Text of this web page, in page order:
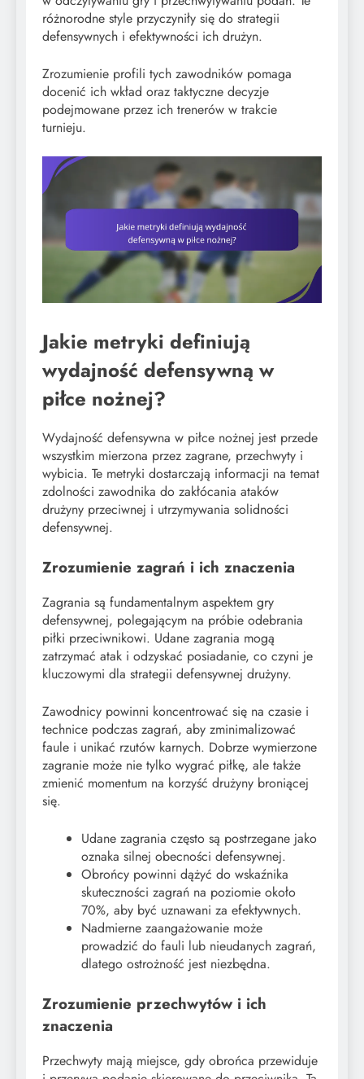
różnorodne style przyczyniły się do strategii
defensywnych i efektywności ich drużyn.
Zrozumienie profili tych zawodników pomaga
docenić ich wkład oraz taktyczne decyzje
podejmowane przez ich trenerów w trakcie
turnieju.
Jakie metryki definiują
wydajność defensywną w
piłce nożnej?
Wydajność defensywna w piłce nożnej jest przede
wszystkim mierzona przez zagrane, przechwyty i
wybicia. Te metryki dostarczają informacji na temat
zdolności zawodnika do zakłócania ataków
drużyny przeciwnej i utrzymywania solidności
defensywnej.
Zrozumienie zagrań i ich znaczenia
Zagrania są fundamentalnym aspektem gry
defensywnej, polegającym na próbie odebrania
piłki przeciwnikowi. Udane zagrania mogą
zatrzymać atak i odzyskać posiadanie, co czyni je
kluczowymi dla strategii defensywnej drużyny.
Zawodnicy powinni koncentrować się na czasie i
technice podczas zagrań, aby zminimalizować
faule i unikać rzutów karnych. Dobrze wymierzone
zagranie może nie tylko wygrać piłkę, ale także
zmienić momentum na korzyść drużyny broniącej
się.
Udane zagrania często są postrzegane jako
oznaka silnej obecności defensywnej.
Obrońcy powinni dążyć do wskaźnika
skuteczności zagrań na poziomie około
70%, aby być uznawani za efektywnych.
Nadmierne zaangażowanie może
prowadzić do fauli lub nieudanych zagrań,
dlatego ostrożność jest niezbędna.
Zrozumienie przechwytów i ich
znaczenia
Przechwyty mają miejsce, gdy obrońca przewiduje